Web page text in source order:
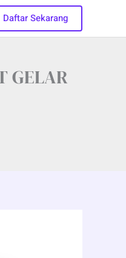
Daftar Sekarang
GELAR